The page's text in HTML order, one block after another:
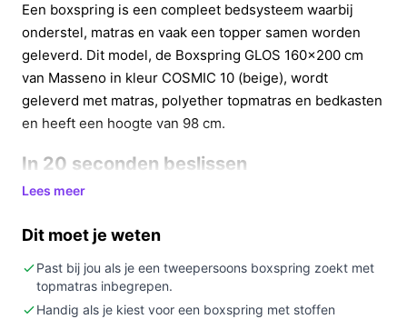
Een boxspring is een compleet bedsysteem waarbij
onderstel, matras en vaak een topper samen worden
geleverd. Dit model, de Boxspring GLOS 160x200 cm
van Masseno in kleur COSMIC 10 (beige), wordt
geleverd met matras, polyether topmatras en bedkasten
en heeft een hoogte van 98 cm.
In 20 seconden beslissen
Kopen als:
ingebouwde bedkasten, en je ruimte heeft voor
een bed van circa 98 cm hoogte.
Niet kopen als:de samenstelling van de matras-
toplaag of verstelbaar hoofdeind belangrijk voor je
Lees meer
Dit moet je weten
Past bij jou als je een tweepersoons boxspring zoekt met
topmatras inbegrepen.
Handig als je kiest voor een boxspring met stoffen